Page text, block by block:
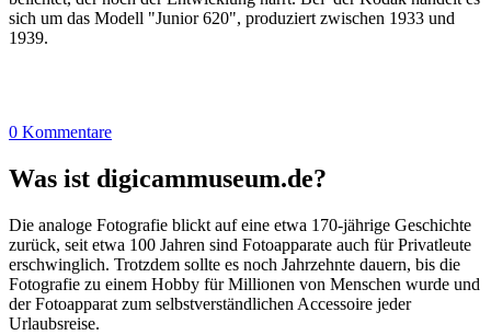
sich um das Modell "Junior 620", produziert zwischen 1933 und
1939.
0 Kommentare
Was ist digicammuseum.de?
Die analoge Fotografie blickt auf eine etwa 170-jährige Geschichte
zurück, seit etwa 100 Jahren sind Fotoapparate auch für Privatleute
erschwinglich. Trotzdem sollte es noch Jahrzehnte dauern, bis die
Fotografie zu einem Hobby für Millionen von Menschen wurde und
der Fotoapparat zum selbstverständlichen Accessoire jeder
Urlaubsreise.